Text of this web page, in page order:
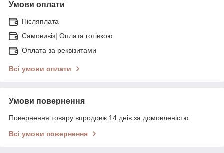
Умови оплати
Післяплата
Самовивіз| Оплата готівкою
Оплата за реквізитами
Всі умови оплати
Умови повернення
Повернення товару впродовж 14 днів за домовленістю
Всі умови повернення